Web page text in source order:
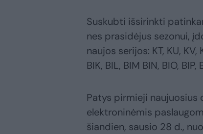
Suskubti išsirinkti
nes prasidėjus sezonui,
naujos serijos: KT, KU,
BIK, BIL, BIM BIN, BIO, BIP,
Patys pirmieji naujuosius
elektroninėmis
šiandien, sausio 28 d.,